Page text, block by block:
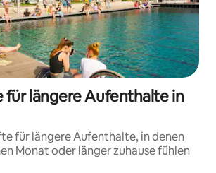
längere Aufenthalte in
für längere Aufenthalte, in denen
Monat oder länger zuhause fühlen